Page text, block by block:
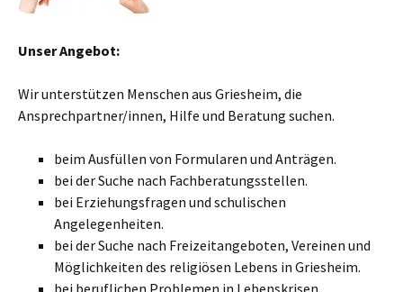
Unser Angebot:
Wir unterstützen Menschen aus Griesheim, die
Ansprechpartner/innen, Hilfe und Beratung suchen.
beim Ausfüllen von Formularen und Anträgen.
bei der Suche nach Fachberatungsstellen.
bei Erziehungsfragen und schulischen
Angelegenheiten.
bei der Suche nach Freizeitangeboten, Vereinen und
Möglichkeiten des religiösen Lebens in Griesheim.